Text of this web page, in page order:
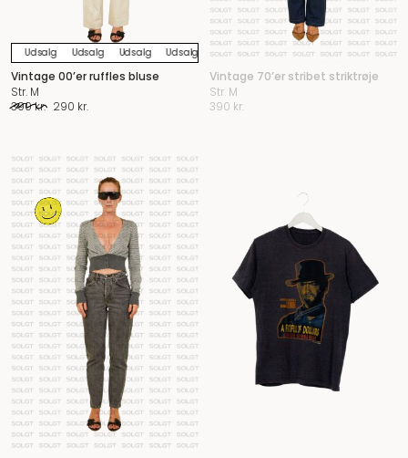
Udsalg Udsalg Udsalg Udsalg Udsalg Udsalg Udsalg Udsalg
Vintage 00’er ruffles bluse
Str. M
390kr. Original
290 kr.
Vintage 70’er stribet striktrøje
Str. M
390 kr.